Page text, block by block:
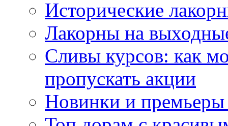
Исторические
Лакорны на
Сливы курсов: как
пропускать акции
Новинки и